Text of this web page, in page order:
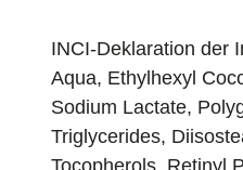
INCI-Deklaration der
Aqua, Ethylhexyl
Sodium Lactate,
Triglycerides,
Tocopherols, Retinyl